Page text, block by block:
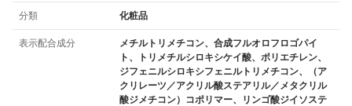
分類 化粧品
表示配合成分
メチルトリメチコン、合成フルオロフロゴパイ
ト、トリメチルシロキシケイ酸、ポリエチレン、
ジフェニルシロキシフェニルトリメチコン、（ア
クリレーツ／アクリル酸ステアリル／メタクリル
酸ジメチコン）コポリマー、リンゴ酸ジイソステ